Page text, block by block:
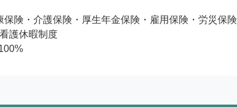
保険・介護保険・厚生年金保険・雇用保険・労災保険
護休暇制度